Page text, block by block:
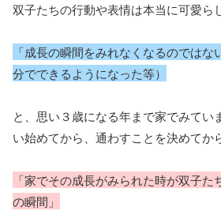
双子たちの行動や表情は本当に可愛ら
「成長の瞬間をみれなくなるのではな
分でできるようになった等）
と、思い３歳になる年まで家でみてい
い始めてから、通わすことを決めてか
「家でその成長がみられた時が双子
の瞬間」